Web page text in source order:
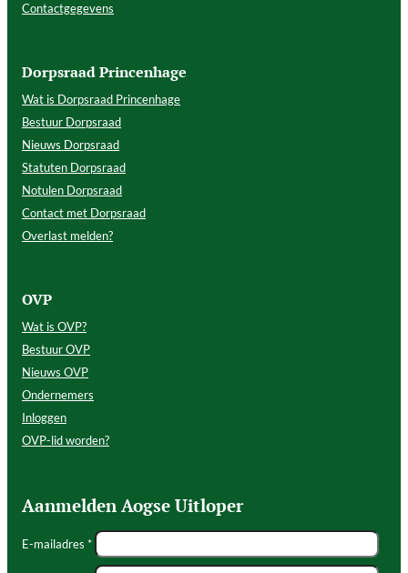
Contactgegevens
Dorpsraad Princenhage
Wat is Dorpsraad Princenhage
Bestuur Dorpsraad
Nieuws Dorpsraad
Statuten Dorpsraad
Notulen Dorpsraad
Contact met Dorpsraad
Overlast melden?
OVP
Wat is OVP?
Bestuur OVP
Nieuws OVP
Ondernemers
Inloggen
OVP-lid worden?
Aanmelden Aogse Uitloper
E-mailadres *